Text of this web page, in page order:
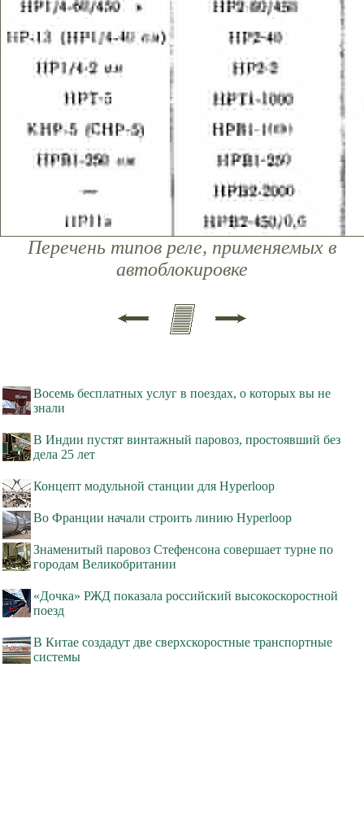
Перечень типов реле, применяемых в
автоблокировке
Восемь бесплатных услуг в поездах, о которых вы не
знали
В Индии пустят винтажный паровоз, простоявший без
дела 25 лет
Концепт модульной станции для Hyperloop
Во Франции начали строить линию Hyperloop
Знаменитый паровоз Стефенсона совершает турне по
городам Великобритании
«Дочка» РЖД показала российский высокоскоростной
поезд
В Китае создадут две сверхскоростные транспортные
системы